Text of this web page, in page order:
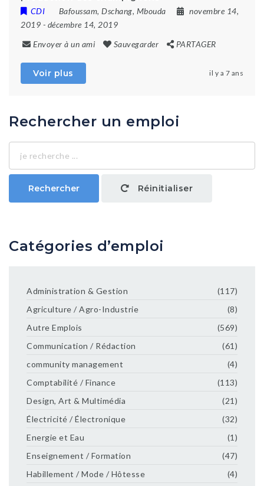
CDI Bafoussam, Dschang, Mbouda
novembre 14,
2019 - décembre 14, 2019
Envoyer à un ami
Sauvegarder PARTAGER
Voir plus il y a 7 ans
Rechercher un emploi
recherche
...
Rechercher Réinitialiser
Catégories d’emploi
Administration & Gestion
(117)
Agriculture / Agro-Industrie
(8)
Autre Emplois
(569)
Communication / Rédaction
(61)
community management
(4)
Comptabilité / Finance
(113)
Design, Art & Multimédia
(21)
Électricité / Électronique
(32)
Energie et Eau
(1)
Enseignement / Formation
(47)
Habillement / Mode / Hôtesse
(4)